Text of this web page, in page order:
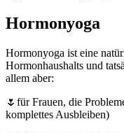
Hormonyoga
Hormonyoga ist eine
Hormonhaushalts und
allem aber:
🌷für Frauen, die
komplettes Ausbleiben)